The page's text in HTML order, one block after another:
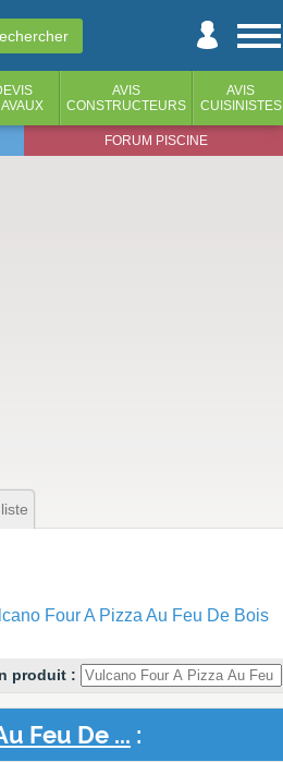
AVIS
CONSTRUCTEURS
AVIS
CUISINISTES
FORUM PISCINE
Four A Pizza Au Feu De Bois
produit :
Feu De ... :